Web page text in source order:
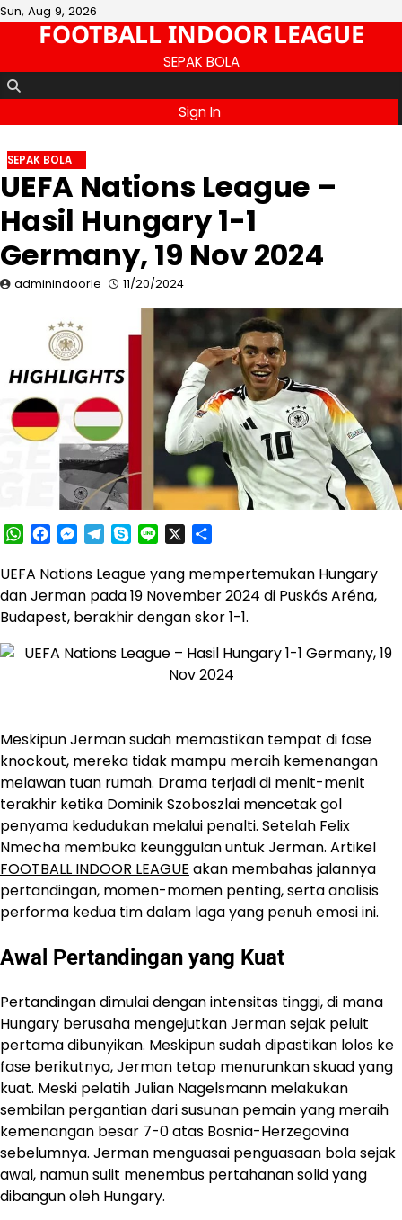
Skip
Sun, Aug 9, 2026
FOOTBALL INDOOR LEAGUE
SEPAK BOLA
Sign In
SEPAK BOLA
UEFA Nations League –
Hasil Hungary 1-1
Germany, 19 Nov 2024
adminindoorle 11/20/2024
WhatsApp
Facebook
Messenger
Telegram
SkypeLine
UEFA Nations League yang mempertemukan Hungary
dan Jerman pada 19 November 2024 di Puskás Aréna,
Budapest, berakhir dengan skor 1-1.​
Meskipun Jerman sudah memastikan tempat di fase
knockout, mereka tidak mampu meraih kemenangan
melawan tuan rumah. Drama terjadi di menit-menit
terakhir ketika Dominik Szoboszlai mencetak gol
penyama kedudukan melalui penalti. Setelah Felix
Nmecha membuka keunggulan untuk Jerman. Artikel
FOOTBALL INDOOR LEAGUE akan membahas jalannya
pertandingan, momen-momen penting, serta analisis
performa kedua tim dalam laga yang penuh emosi ini.
Awal Pertandingan yang Kuat
Pertandingan dimulai dengan intensitas tinggi, di mana
Hungary berusaha mengejutkan Jerman sejak peluit
pertama dibunyikan. Meskipun sudah dipastikan lolos ke
fase berikutnya, Jerman tetap menurunkan skuad yang
kuat. Meski pelatih Julian Nagelsmann melakukan
sembilan pergantian dari susunan pemain yang meraih
kemenangan besar 7-0 atas Bosnia-Herzegovina
sebelumnya. Jerman menguasai penguasaan bola sejak
awal, namun sulit menembus pertahanan solid yang
dibangun oleh Hungary.